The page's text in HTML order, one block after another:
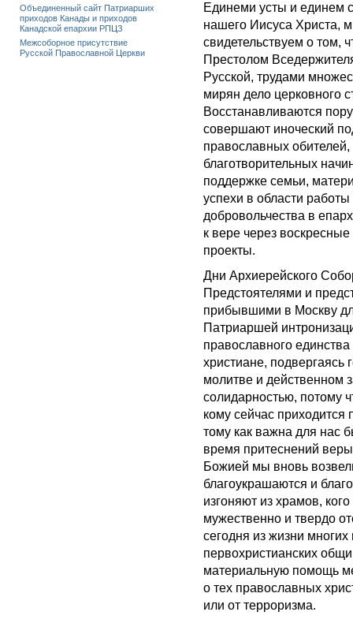
Единеми усты и единем
нашего Иисуса Христа,
свидетельствуем о том,
Престолом
Русской, трудами
мирян дело церковного
Восстанавливаются
совершают иноческий
православных
благотворительных
поддержке семьи,
успехи в области
добровольчества в
к вере через
проекты.
Дни Архиерейского
Предстоятелями и
прибывшими в Москву
Патриаршей
православного
христиане,
молитве и действенном
солидарностью, потому
кому сейчас приходится
тому как важна для нас
время притеснений
Божией мы вновь
благоукрашаются и
изгоняют из храмов,
мужественно и твердо
сегодня из жизни
первохристианских
материальную помощь
о тех православных
или от терроризма.
Объединенный сайт Патриарших
приходов Канады и приходов
Канадской епархии РПЦЗ
Межсоборное присутствие
Русской Православной Церкви